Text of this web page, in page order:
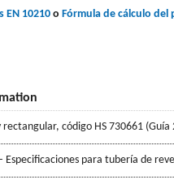
EN 10210 o Fórmula de cálculo
rectangular, código HS 730661 (Guía
Especificaciones para tubería de